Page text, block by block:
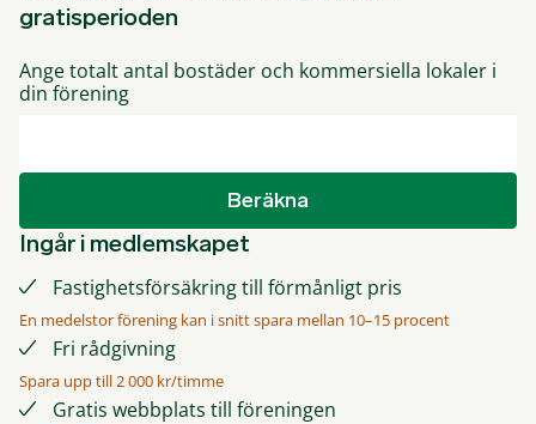
gratisperioden
Ange totalt antal bostäder och kommersiella lokaler i
din förening
Beräkna
Ingår i medlemskapet
Fastighetsförsäkring till förmånligt pris
En medelstor förening kan i snitt spara mellan 10–15 procent
Fri rådgivning
Spara upp till 2 000 kr/timme
Gratis webbplats till föreningen